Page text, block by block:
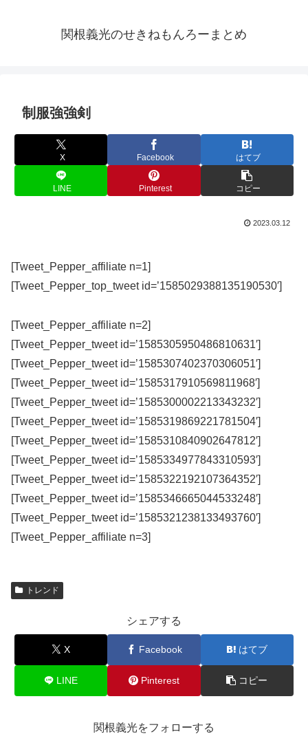
関根義光のせきねもんろーまとめ
制服強強剣
X Facebook はてブ
LINE Pinterest コピー
2023.03.12
[Tweet_Pepper_affiliate n=1]
[Tweet_Pepper_top_tweet id=’1585029388135190530′]
[Tweet_Pepper_affiliate n=2]
[Tweet_Pepper_tweet id=’1585305950486810631′]
[Tweet_Pepper_tweet id=’1585307402370306051′]
[Tweet_Pepper_tweet id=’1585317910569811968′]
[Tweet_Pepper_tweet id=’1585300002213343232′]
[Tweet_Pepper_tweet id=’1585319869221781504′]
[Tweet_Pepper_tweet id=’1585310840902647812′]
[Tweet_Pepper_tweet id=’1585334977843310593′]
[Tweet_Pepper_tweet id=’1585322192107364352′]
[Tweet_Pepper_tweet id=’1585346665044533248′]
[Tweet_Pepper_tweet id=’1585321238133493760′]
[Tweet_Pepper_affiliate n=3]
トレンド
シェアする
X Facebook はてブ
LINE Pinterest コピー
関根義光をフォローする